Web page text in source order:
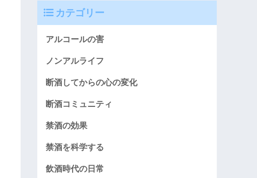
カテゴリー
アルコールの害
ノンアルライフ
断酒してからの心の変化
断酒コミュニティ
禁酒の効果
禁酒を科学する
飲酒時代の日常